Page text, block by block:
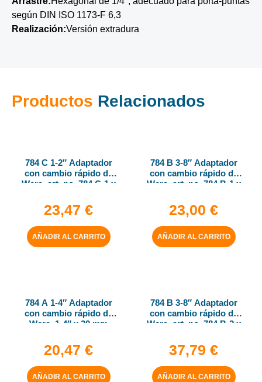
según DIN ISO 1173-F 6,3
Realización:Versión extradura
Productos Relacionados
784 C 1-2″ Adaptador
con cambio rápido de
Wera, art. no. 784 C-1 x
23,47 €
AÑADIR AL CARRITO
784 B 3-8″ Adaptador
con cambio rápido de
Wera, art. no. 784 B-1 x
23,00 €
AÑADIR AL CARRITO
784 A 1-4″ Adaptador
con cambio rápido de
Wera, 1-4″ x 30 mm
20,47 €
AÑADIR AL CARRITO
784 B 3-8″ Adaptador
con cambio rápido de
Wera, art. no. 784 B-2 x
37,79 €
AÑADIR AL CARRITO